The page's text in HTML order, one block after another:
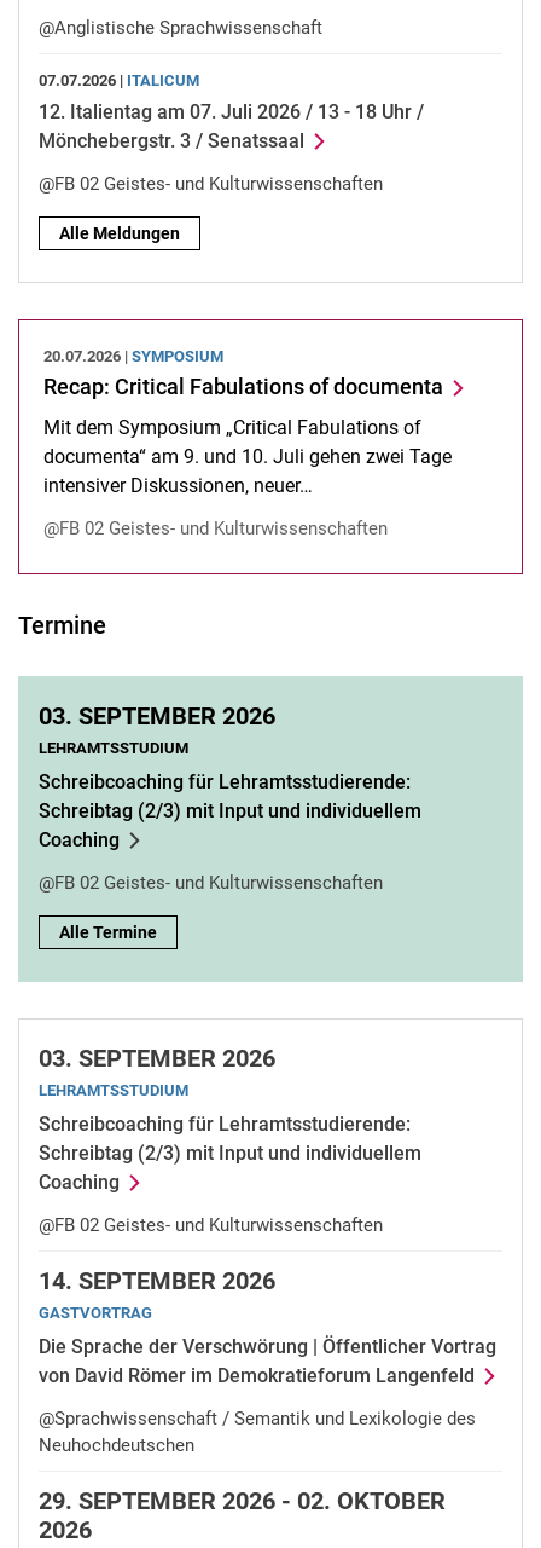
@Anglistische Sprachwissenschaft
07.07.2026 | ITALICUM
12. Italientag am 07. Juli 2026 / 13 - 18 Uhr /
Mönchebergstr. 3 / Senatssaal
@FB 02 Geistes- und Kulturwissenschaften
Alle Meldungen
20.07.2026 | SYMPOSIUM
Recap: Critical Fabulations of documenta
Mit dem Symposium „Critical Fabulations of
documenta“ am 9. und 10. Juli gehen zwei Tage
intensiver Diskussionen, neuer…
@FB 02 Geistes- und Kulturwissenschaften
Termine
03. SEPTEMBER 2026
LEHRAMTSSTUDIUM
Schreibcoaching für Lehramtsstudierende:
Schreibtag (2/3) mit Input und individuellem
Coaching
@FB 02 Geistes- und Kulturwissenschaften
Alle Termine
03. SEPTEMBER 2026
LEHRAMTSSTUDIUM
Schreibcoaching für Lehramtsstudierende:
Schreibtag (2/3) mit Input und individuellem
Coaching
@FB 02 Geistes- und Kulturwissenschaften
14. SEPTEMBER 2026
GASTVORTRAG
Die Sprache der Verschwörung | Öffentlicher Vortrag
von David Römer im Demokratieforum Langenfeld
@Sprachwissenschaft / Semantik und Lexikologie des
Neuhochdeutschen
29. SEPTEMBER 2026 - 02. OKTOBER
2026